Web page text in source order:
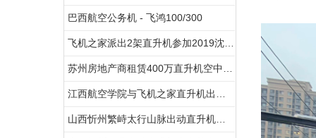
巴西航空公务机 - 飞鸿100/300